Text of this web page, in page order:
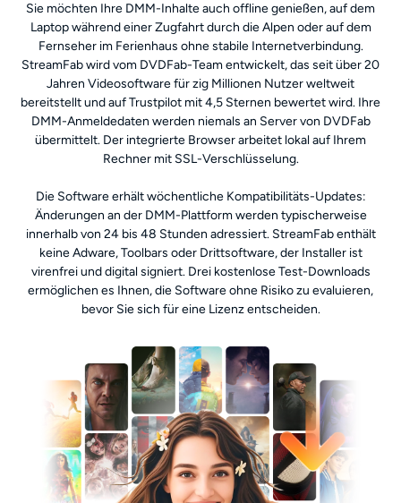
Sie möchten Ihre DMM-Inhalte auch offline genießen, auf dem
Laptop während einer Zugfahrt durch die Alpen oder auf dem
Fernseher im Ferienhaus ohne stabile Internetverbindung.
StreamFab wird vom DVDFab-Team entwickelt, das seit über 20
Jahren Videosoftware für zig Millionen Nutzer weltweit
bereitstellt und auf Trustpilot mit 4,5 Sternen bewertet wird. Ihre
DMM-Anmeldedaten werden niemals an Server von DVDFab
übermittelt. Der integrierte Browser arbeitet lokal auf Ihrem
Rechner mit SSL-Verschlüsselung.
Die Software erhält wöchentliche Kompatibilitäts-Updates:
Änderungen an der DMM-Plattform werden typischerweise
innerhalb von 24 bis 48 Stunden adressiert. StreamFab enthält
keine Adware, Toolbars oder Drittsoftware, der Installer ist
virenfrei und digital signiert. Drei kostenlose Test-Downloads
ermöglichen es Ihnen, die Software ohne Risiko zu evaluieren,
bevor Sie sich für eine Lizenz entscheiden.